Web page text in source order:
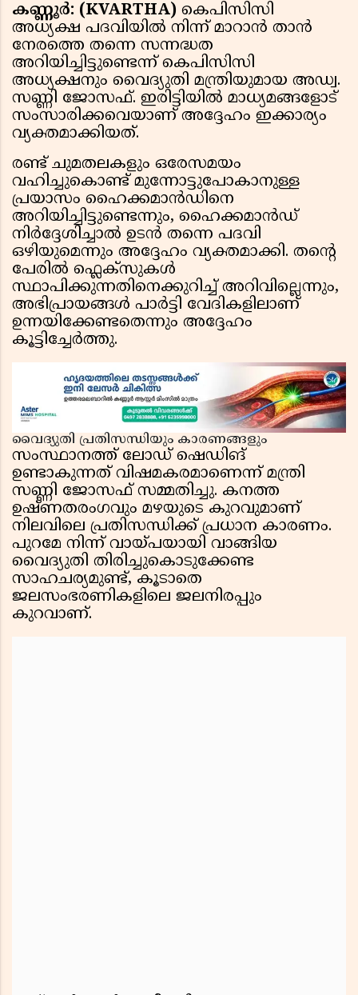
കണ്ണൂർ: (KVARTHA) കെപിസിസി
അധ്യക്ഷ പദവിയിൽ നിന്ന് മാറാൻ താൻ
നേരത്തെ തന്നെ സന്നദ്ധത
അറിയിച്ചിട്ടുണ്ടെന്ന് കെപിസിസി
അധ്യക്ഷനും വൈദ്യുതി മന്ത്രിയുമായ അഡ്വ.
സണ്ണി ജോസഫ്. ഇരിട്ടിയിൽ മാധ്യമങ്ങളോട്
സംസാരിക്കവെയാണ് അദ്ദേഹം ഇക്കാര്യം
വ്യക്തമാക്കിയത്.
രണ്ട് ചുമതലകളും ഒരേസമയം
വഹിച്ചുകൊണ്ട് മുന്നോട്ടുപോകാനുള്ള
പ്രയാസം ഹൈക്കമാൻഡിനെ
അറിയിച്ചിട്ടുണ്ടെന്നും, ഹൈക്കമാൻഡ്
നിർദ്ദേശിച്ചാൽ ഉടൻ തന്നെ പദവി
ഒഴിയുമെന്നും അദ്ദേഹം വ്യക്തമാക്കി. തൻ്റെ
പേരിൽ ഫ്ലെക്സുകൾ
സ്ഥാപിക്കുന്നതിനെക്കുറിച്ച് അറിവില്ലെന്നും,
അഭിപ്രായങ്ങൾ പാർട്ടി വേദികളിലാണ്
ഉന്നയിക്കേണ്ടതെന്നും അദ്ദേഹം
കൂട്ടിച്ചേർത്തു.
വൈദ്യുതി പ്രതിസന്ധിയും കാരണങ്ങളും
സംസ്ഥാനത്ത് ലോഡ് ഷെഡിങ്
ഉണ്ടാകുന്നത് വിഷമകരമാണെന്ന് മന്ത്രി
സണ്ണി ജോസഫ് സമ്മതിച്ചു. കനത്ത
ഉഷ്ണതരംഗവും മഴയുടെ കുറവുമാണ്
നിലവിലെ പ്രതിസന്ധിക്ക് പ്രധാന കാരണം.
പുറമേ നിന്ന് വായ്പയായി വാങ്ങിയ
വൈദ്യുതി തിരിച്ചുകൊടുക്കേണ്ട
സാഹചര്യമുണ്ട്, കൂടാതെ
ജലസംഭരണികളിലെ ജലനിരപ്പും
കുറവാണ്.